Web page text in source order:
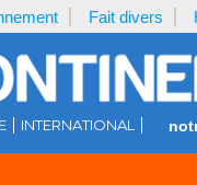
Fait divers
INTERNATIONAL